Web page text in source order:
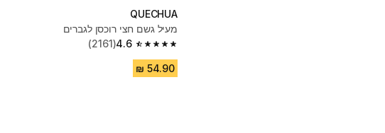
QUECHUA
מעיל גשם חצי רוכסן לגברים
4.6
4.6 out of 5 stars from 2161 reviews
(2161)